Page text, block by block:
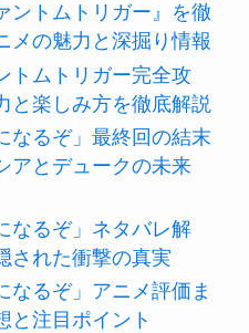
ントムトリガー』を徹
メの魅力と深掘り情報
トムトリガー完全攻
と楽しみ方を徹底解説
なるぞ」最終回の結末
アとデュークの未来
なるぞ」ネタバレ解
された衝撃の真実
なるぞ」アニメ評価ま
と注目ポイント